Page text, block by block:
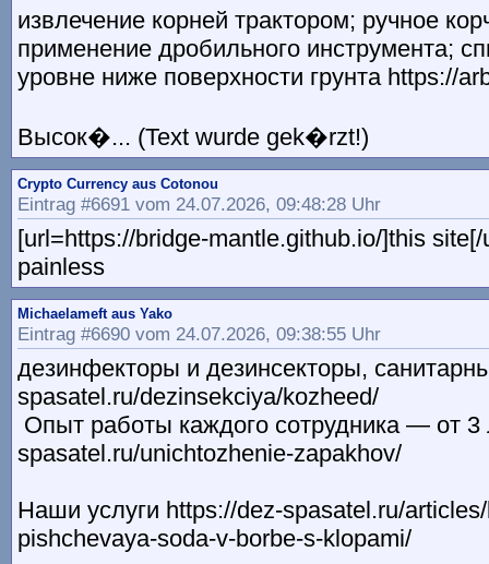
извлечение корней трактором; ручное
применение дробильного инструмента;
уровне ниже поверхности грунта https://
Высок�... (Text wurde gek�rzt!)
Crypto Currency aus Cotonou
Eintrag #6691 vom 24.07.2026, 09:48:28 Uhr
[url=https://bridge-mantle.github.io/]this
painless
Michaelameft aus Yako
Eintrag #6690 vom 24.07.2026, 09:38:55 Uhr
дезинфекторы и дезинсекторы,
spasatel.ru/dezinsekciya/kozheed/
Опыт работы каждого сотрудника — от 3
spasatel.ru/unichtozhenie-zapakhov/
Наши услуги https://dez-spasatel.ru/
pishchevaya-soda-v-borbe-s-klopami/